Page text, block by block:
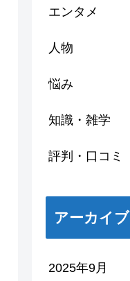
エンタメ
人物
悩み
知識・雑学
評判・口コミ
アーカイブ
2025年9月